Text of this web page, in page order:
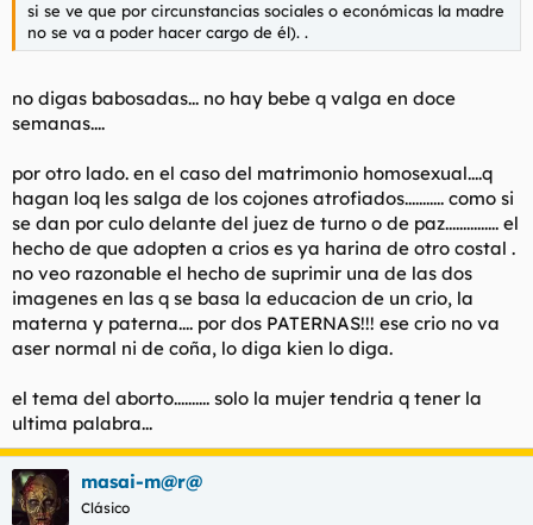
si se ve que por circunstancias sociales o económicas la madre
no se va a poder hacer cargo de él). .
no digas babosadas... no hay bebe q valga en doce
semanas....
por otro lado. en el caso del matrimonio homosexual....q
hagan loq les salga de los cojones atrofiados........... como si
se dan por culo delante del juez de turno o de paz............... el
hecho de que adopten a crios es ya harina de otro costal .
no veo razonable el hecho de suprimir una de las dos
imagenes en las q se basa la educacion de un crio, la
materna y paterna.... por dos PATERNAS!!! ese crio no va
aser normal ni de coña, lo diga kien lo diga.
el tema del aborto.......... solo la mujer tendria q tener la
ultima palabra...
masai-m@r@
Clásico